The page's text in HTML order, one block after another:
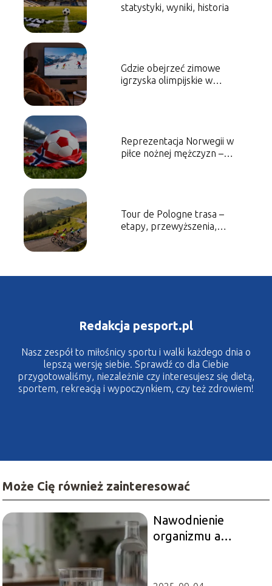
statystyki, wyniki, historia
Gdzie obejrzeć zimowe
igrzyska olimpijskie w
Reprezentacja Norwegii w
piłce nożnej mężczyzn –
Tour de Pologne trasa –
etapy, przewyższenia,
Redakcja pesport.pl
Nasz zespół to miłośnicy sportu i walki każdego dnia o
lepszą wersję siebie. Sprawdź co dla Ciebie
przygotowaliśmy, niezależnie czy interesujesz się dietą,
sportem, rekreacją i wypoczynkiem, czy też zdrowiem!
Może Cię również zainteresować
Nawodnienie
organizmu a
dnia?